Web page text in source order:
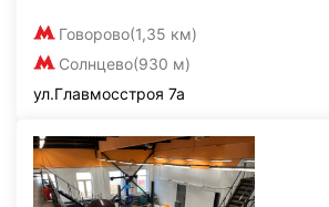
Говорово(1,35 км)
Солнцево(930 м)
ул.Главмосстроя 7а